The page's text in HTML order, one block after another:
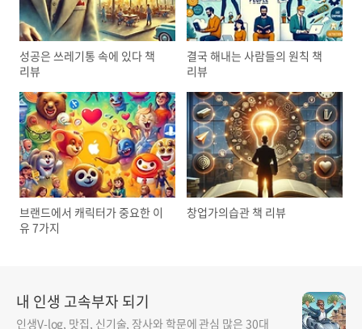
성공은 쓰레기통 속에 있다 책
리뷰
결국 해내는 사람들의 원칙 책
리뷰
브랜드에서 캐릭터가 중요한 이
유 7가지
창업가의습관 책 리뷰
내 인생 고속부자 되기
인생V-log, 맛집, 신기술, 장사와 학문에 관심 많은 30대